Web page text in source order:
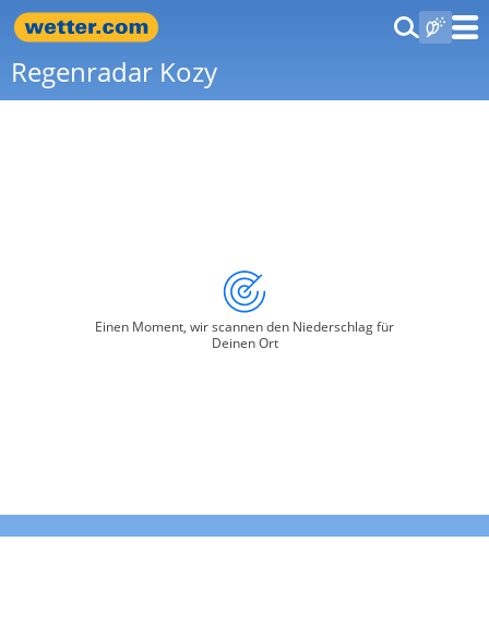
Regenradar Kozy
Einen Moment, wir scannen den Niederschlag für
Deinen Ort